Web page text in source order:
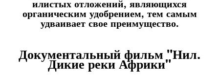
илистых отложений, являющихся
органическим удобрением, тем самым
удваивает свое преимущество.
Документальный фильм "Нил.
Дикие реки Африки"